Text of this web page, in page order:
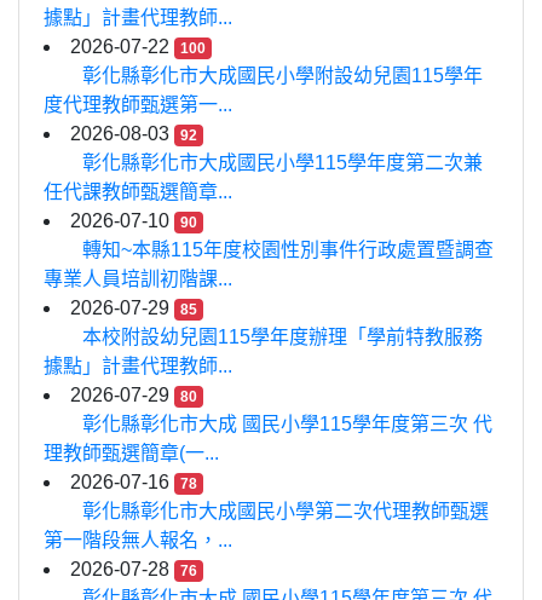
據點」計畫代理教師...
2026-07-22
100
彰化縣彰化市大成國民小學附設幼兒園115學年
度代理教師甄選第一...
2026-08-03
92
彰化縣彰化市大成國民小學115學年度第二次兼
任代課教師甄選簡章...
2026-07-10
90
轉知~本縣115年度校園性別事件行政處置暨調查
專業人員培訓初階課...
2026-07-29
85
本校附設幼兒園115學年度辦理「學前特教服務
據點」計畫代理教師...
2026-07-29
80
彰化縣彰化市大成 國民小學115學年度第三次 代
理教師甄選簡章(一...
2026-07-16
78
彰化縣彰化市大成國民小學第二次代理教師甄選
第一階段無人報名，...
2026-07-28
76